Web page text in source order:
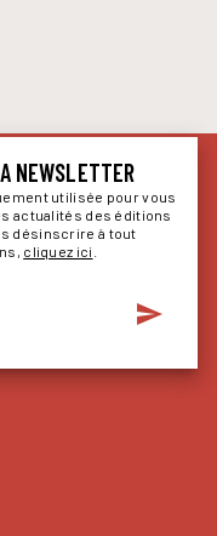
NEWSLETTER
utilisée pour vous
actualités des éditions
désinscrire à tout
cliquez ici
send